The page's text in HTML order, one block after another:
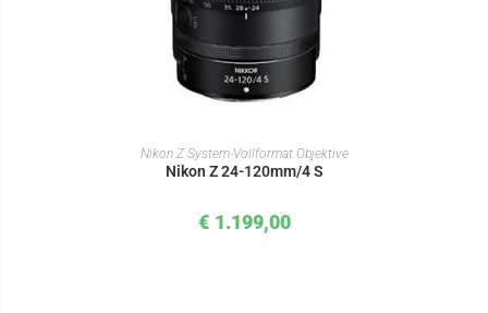
IN DEN WARENKORB
Nikon Z System-Vollformat Objektive
Nikon Z 24-120mm/4 S
€ 1.199,00